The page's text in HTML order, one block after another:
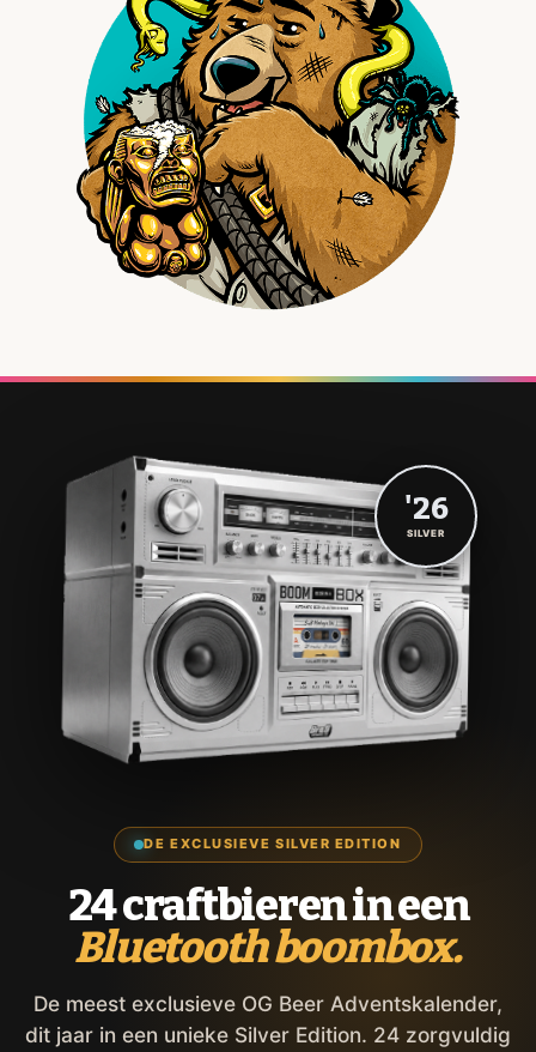
DE EXCLUSIEVE SILVER EDITION
24 craftbieren in een
Bluetooth boombox.
De meest exclusieve OG Beer Adventskalender,
dit jaar in een unieke Silver Edition. 24 zorgvuldig
'26
SILVER